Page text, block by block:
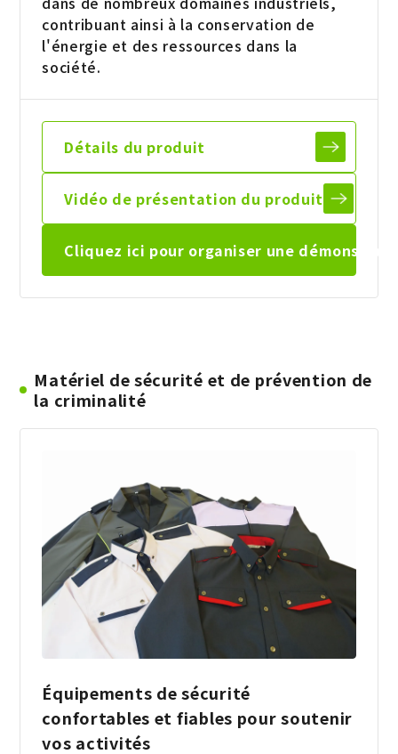
contribuant ainsi à la conservation de
l'énergie et des ressources dans la
société.
Détails du produit
Vidéo de présentation du produit
Cliquez ici pour organiser une
Matériel de sécurité et de prévention de
la criminalité
Équipements de sécurité
confortables et fiables pour soutenir
vos activités